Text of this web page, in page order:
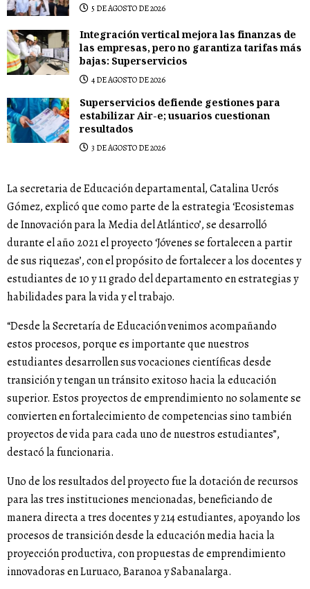
5 DE AGOSTO DE 2026
Integración vertical mejora las finanzas de
las empresas, pero no garantiza tarifas más
bajas: Superservicios
4 DE AGOSTO DE 2026
Superservicios defiende gestiones para
estabilizar Air-e; usuarios cuestionan
resultados
3 DE AGOSTO DE 2026
La secretaria de Educación departamental, Catalina Ucrós
Gómez, explicó que como parte de la estrategia ‘Ecosistemas
de Innovación para la Media del Atlántico’, se desarrolló
durante el año 2021 el proyecto ‘Jóvenes se fortalecen a partir
de sus riquezas’, con el propósito de fortalecer a los docentes y
estudiantes de 10 y 11 grado del departamento en estrategias y
habilidades para la vida y el trabajo.
“Desde la Secretaría de Educación venimos acompañando
estos procesos, porque es importante que nuestros
estudiantes desarrollen sus vocaciones científicas desde
transición y tengan un tránsito exitoso hacia la educación
superior. Estos proyectos de emprendimiento no solamente se
convierten en fortalecimiento de competencias sino también
proyectos de vida para cada uno de nuestros estudiantes”,
destacó la funcionaria.
Uno de los resultados del proyecto fue la dotación de recursos
para las tres instituciones mencionadas, beneficiando de
manera directa a tres docentes y 214 estudiantes, apoyando los
procesos de transición desde la educación media hacia la
proyección productiva, con propuestas de emprendimiento
innovadoras en Luruaco, Baranoa y Sabanalarga.